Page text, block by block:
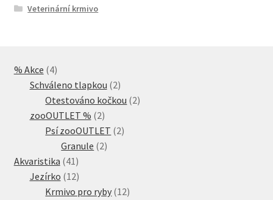
Veterinární krmivo
% Akce 44
produkty
Schváleno tlapkou 22
produkty
Otestováno kočkou 22
zooOUTLET % 22
produkty
Psí zooOUTLET 22
Granule 22
Akvaristika 41 41
produktů
Jezírko 1212
produktů
Krmivo pro ryby 1212